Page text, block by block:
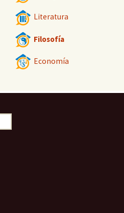
Literatura
Filosofía
Economía